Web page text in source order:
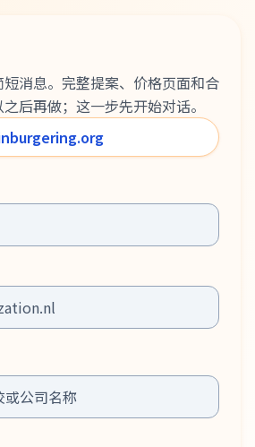
消息。完整提案、价格页面和合
后再做；这一步先开始对话。